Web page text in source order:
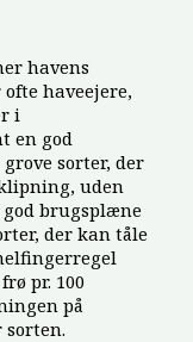
havens
haveejere,
i
en god
sorter, der
uden
brugsplæne
der kan tåle
pr. 100
på